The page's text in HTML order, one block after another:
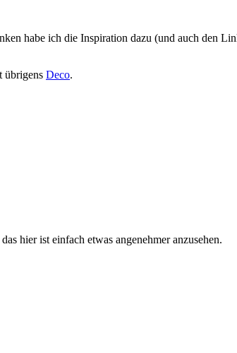
habe ich die Inspiration dazu (und auch den
übrigens Deco.
hier ist einfach etwas angenehmer anzusehen.